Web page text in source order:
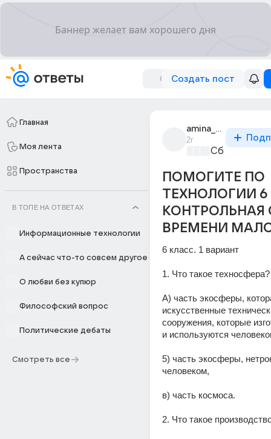
Создать пост
Главная
Моя лента
Пространства
В ТОПЕ НА ОТВЕТАХ
Информационные технологии
А сейчас что-то совсем другое
О любви без купюр
Философский вопрос
Политические дебаты
Смотреть все
amina_kakubava_1
2г
Сборная
ПОМОГИТЕ ПО
ТЕХНОЛОГИИ
КОНТРОЛЬНАЯ
ВРЕМЕНИ
6 класс. 1 вариант
1. Что такое техносфера?
А) часть экосферы,
искусственные
сооружения, которые
и используются
5) часть экосферы,
человеком,
в) часть космоса.
2. Что такое